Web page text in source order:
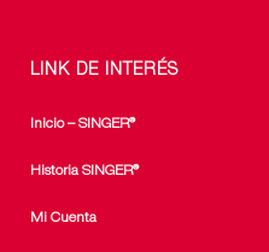
LINK DE INTERÉS
Inicio – SINGER®
Historia SINGER®
Mi Cuenta